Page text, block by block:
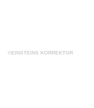
©EINSTEINS KORREKTOR